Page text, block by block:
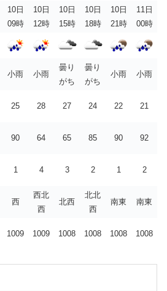
10日
09時
10日
12時
10日
15時
10日
18時
10日
21時
11日
00時
小雨 小雨
曇り
がち
曇り
がち
小雨 小雨
25 28 27 24 22 21
90 64 65 85 90 92
1 4 3 2 1 2
西
西北
西
北西
北北
西
南東 南東
1009 1009 1008 1008 1008 1008